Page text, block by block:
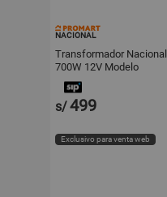
NACIONAL
Transformador Nacional
700W 12V Modelo
600020 de Metal Blanco
s/499
Exclusivo para venta web